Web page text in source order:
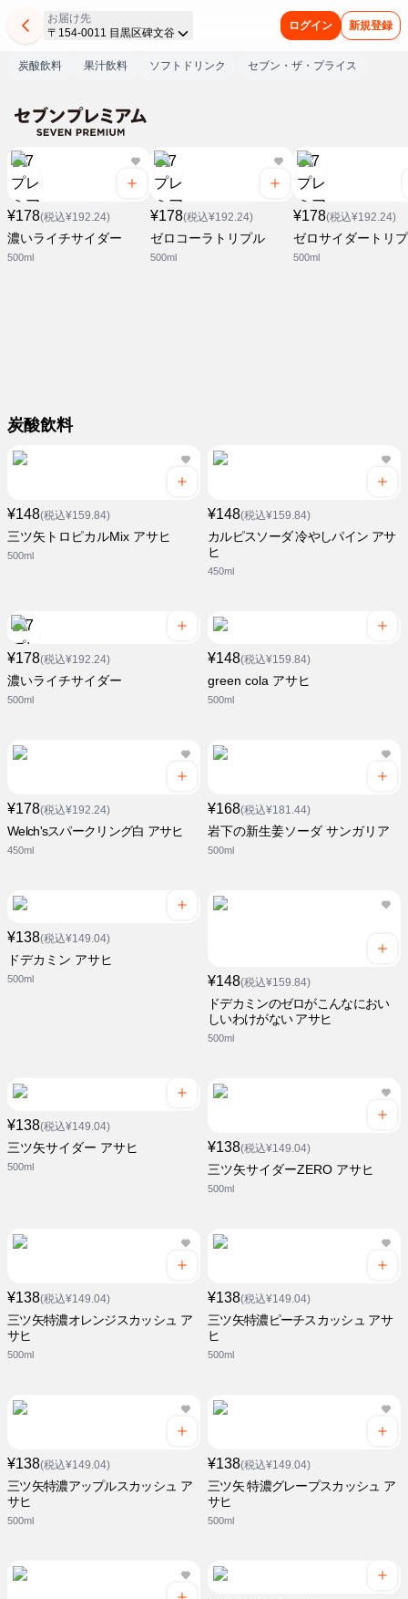
お届け先
〒154-0011 目黒区碑文谷
ログイン 新規登録
炭酸飲料 果汁飲料 ソフトドリンク セブン・ザ・プライス
¥178(税込¥192.24)
濃いライチサイダー
500ml
¥178(税込¥192.24)
ゼロコーラトリプル
500ml
¥178(税込¥192.24)
ゼロサイダートリ
500ml
炭酸飲料
¥148(税込¥159.84)
三ツ矢トロピカルMix アサヒ
500ml
¥148(税込¥159.84)
カルピスソーダ 冷やしパイン アサ
ヒ
450ml
¥178(税込¥192.24)
濃いライチサイダー
500ml
¥148(税込¥159.84)
green cola アサヒ
500ml
¥178(税込¥192.24)
Welch'sスパークリング白 アサヒ
450ml
¥168(税込¥181.44)
岩下の新生姜ソーダ サンガリア
500ml
¥138(税込¥149.04)
ドデカミン アサヒ
500ml ¥148(税込¥159.84)
ドデカミンのゼロがこんなにおい
しいわけがない アサヒ
500ml
¥138(税込¥149.04)
三ツ矢サイダー アサヒ
500ml
¥138(税込¥149.04)
三ツ矢サイダーZERO アサヒ
500ml
¥138(税込¥149.04)
三ツ矢特濃オレンジスカッシュ ア
サヒ
500ml
¥138(税込¥149.04)
三ツ矢特濃ピーチスカッシュ アサ
ヒ
500ml
¥138(税込¥149.04)
三ツ矢特濃アップルスカッシュ ア
サヒ
500ml
¥138(税込¥149.04)
三ツ矢 特濃グレープスカッシュ ア
サヒ
500ml